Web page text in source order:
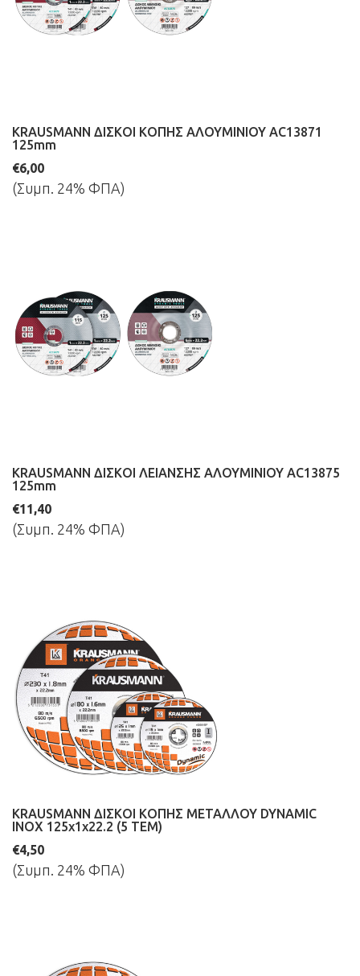
KRAUSMANN ΔΙΣΚΟΙ ΚΟΠΗΣ ΑΛΟΥΜΙΝΙΟΥ AC13871
125mm
€6,00
(Συμπ. 24% ΦΠΑ)
KRAUSMANN ΔΙΣΚΟΙ ΛΕΙΑΝΣΗΣ ΑΛΟΥΜΙΝΙΟΥ AC13875
125mm
€11,40
(Συμπ. 24% ΦΠΑ)
KRAUSMANN ΔΙΣΚΟΙ ΚΟΠΗΣ ΜΕΤΑΛΛΟΥ DYNAMIC
INOX 125x1x22.2 (5 ΤΕΜ)
€4,50
(Συμπ. 24% ΦΠΑ)